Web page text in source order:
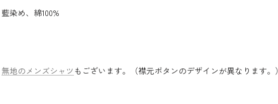
藍染め、綿100%
無地のメンズシャツもございます。（襟元ボタンのデザインが異なります。）